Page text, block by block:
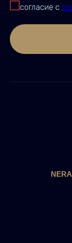
согласие с